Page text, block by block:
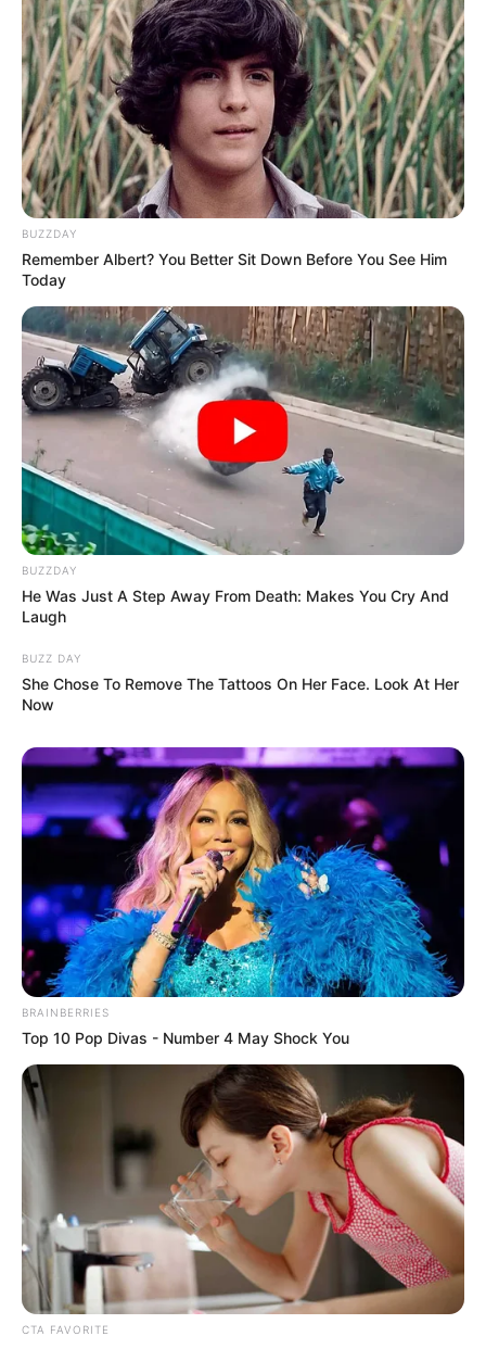
10. “Ezen a képen 7 tabletta van.”
11. “A kutyám beleolvad a szőnyegünkbe.”